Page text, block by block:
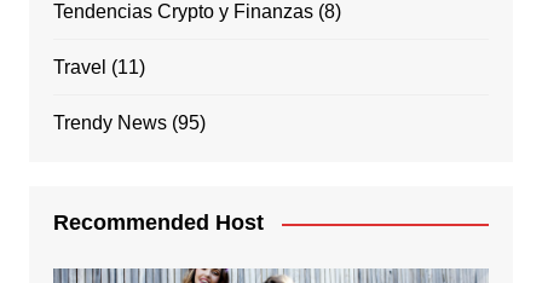
Tendencias Crypto y Finanzas(8)
Travel (11)
Trendy News(95)
Recommended Host